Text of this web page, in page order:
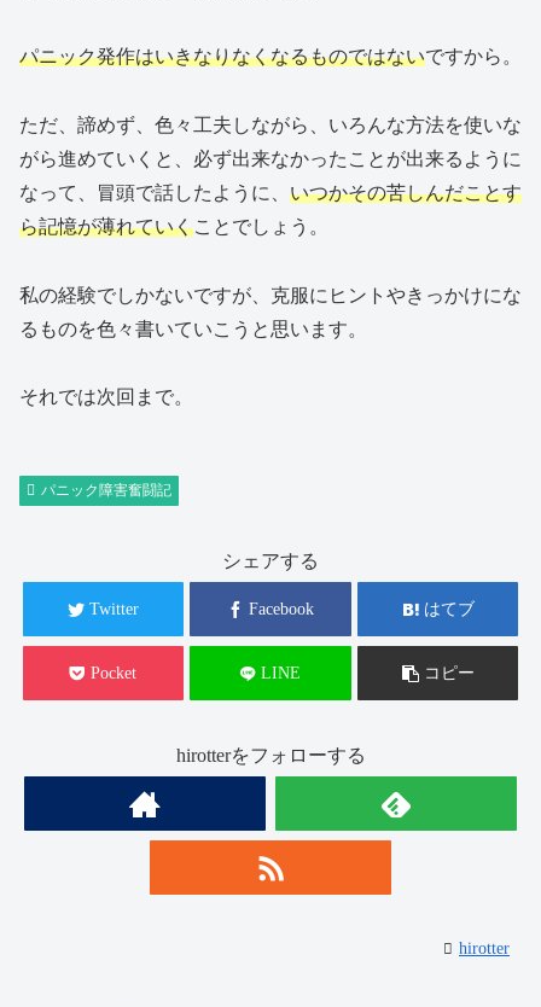
パニック発作はいきなりなくなるものではないですから。
ただ、諦めず、色々工夫しながら、いろんな方法を使いな
がら進めていくと、必ず出来なかったことが出来るように
なって、冒頭で話したように、 いつかその苦しんだことす
ら記憶が薄れていくことでしょう。
私の経験でしかないですが、克服にヒントやきっかけにな
るものを色々書いていこうと思います。
それでは次回まで。
パニック障害奮闘記
シェアする
Twitter Facebook はてブ
Pocket LINE コピー
hirotterをフォローする
hirotter